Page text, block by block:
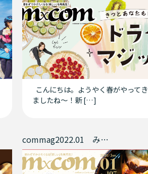
こんにちは。ようやく春がやってき
ましたね～！新 […]
commag2022.01 みんなで食べよう 今年のお雑煮